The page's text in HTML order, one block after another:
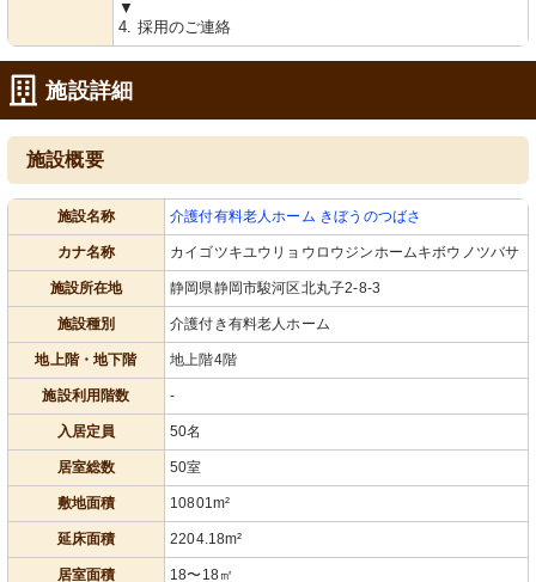
安心してご利用いただけます。
機能訓練室
広々とした空間で日差しが差し込む機
能訓練室です。多種多様なリハビリ機
器が整っております。
共有スペース
和のテイストを感じる空間で、ゆった
りと食事や交流が楽しめます。
玄関
温かみのある照明と落ち着いた色合い
掲示物
▼
4. 採用のご連絡
施設詳細
施設概要
施設名称 介護付有料老人ホーム きぼうのつばさ
カナ名称 カイゴツキユウリョウロウジンホームキボウノツバサ
施設所在地 静岡県静岡市駿河区北丸子2-8-3
施設種別 介護付き有料老人ホーム
地上階・地下階 地上階4階
施設利用階数 -
入居定員 50名
居室総数 50室
敷地面積 10801m²
延床面積 2204.18m²
居室面積 18〜18㎡